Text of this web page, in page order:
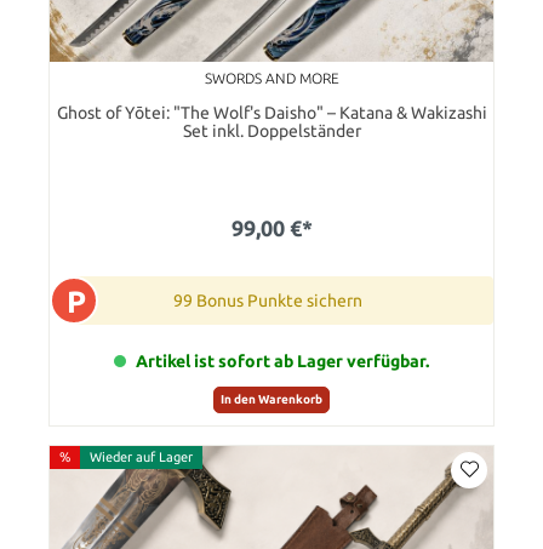
SWORDS AND MORE
Ghost of Yōtei: "The Wolf's Daisho" – Katana & Wakizashi
Set inkl. Doppelständer
99,00 €*
P 99 Bonus Punkte sichern
Artikel ist sofort ab Lager verfügbar.
In den Warenkorb
% Wieder auf Lager